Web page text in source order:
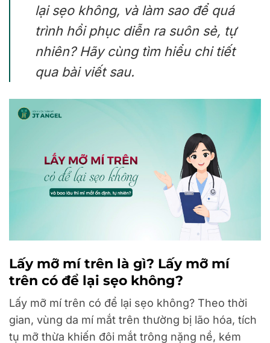
lại sẹo không, và làm sao để quá
trình hồi phục diễn ra suôn sẻ, tự
nhiên? Hãy cùng tìm hiểu chi tiết
qua bài viết sau.
Lấy mỡ mí trên là gì? Lấy mỡ mí
trên có để lại sẹo không?
Lấy mỡ mí trên có để lại sẹo không? Theo thời
gian, vùng da mí mắt trên thường bị lão hóa, tích
tụ mỡ thừa khiến đôi mắt trông nặng nề, kém